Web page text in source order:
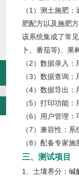
（1）测土施肥
肥配方以及施肥
该系统集成了常
卜、番茄等)、
（2）数据录入
（3）数据查询
（4）数据导出
（5）打印功能
（6）用户管理
（7）兼容性：
（8）配备专家
三、测试项目
1、土壤养分：碱